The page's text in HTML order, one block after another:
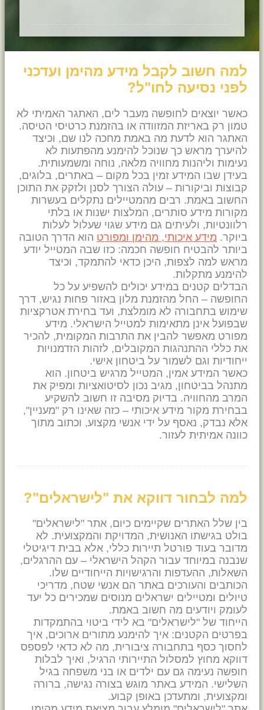
למה חשוב לקבל מידע מהימן ועדכני
לפני נסיעה לחו"ל?
כאשר יוצאים לחופשה מעבר לים, האתגר האמיתי לא
טמון רק באריזת המזוודה או בהזמנת כרטיסי הטיסה.
האתגר הוא לדעת מה באמת מחכה לנו שם, וכיצד
להיערך מראש כך שנוכל להימנע מהפתעות לא
נעימות וליהנות מחוויה מלאה, נוחה ומשמעותית.
בעידן שבו המידע זמין בכל מקום – באתרים, בלוגים,
קבוצות וביקורות – עולה הצורך לסנן ולזקק את התוכן
החשוב באמת. רבים מהמטיילים נתקלים בעשרות
מקורות מידע סותרים, המלצות ישנות או בלתי
רלוונטיות, ולעיתים גם מידע שגוי שעלול לעלות
ביוקר. מידע איכותי, מהימן ומפורט הוא הדרך הטובה
ביותר להבטיח חופשה חכמה: כזו שבה המטייל יודע
מראש למה לצפות, היכן כדאי להתמקד, וכיצד
להימנע מתקלות.
הבדלים קטנים במידע יכולים להשפיע על כל
החופשה – החל מהזמנת מלון באזור פחות נגיש, דרך
שימוש בתחבורה לא מומלצת, ועד בחירת אטרקציות
שבפועל אינן מתאימות למטייל הישראלי. מידע
מפורט מאפשר להבין את התרבות המקומית, להכיר
את כללי ההתנהגות המקובלים, לזהות הזדמנויות
ייחודיות וגם לשמור על ביטחון אישי.
כאשר המידע אמין, המטייל מרגיש ביטחון. הוא
מתנהל בביטחון, מגיב נכון לסיטואציות ומפיק את
המרב מהחוויה. בדיוק מסיבה זו חשוב להשקיע
בבחירת מקור מידע איכותי – כזה שאינו רק "מעניין",
אלא נבדק, נאסף על ידי אנשי מקצוע, וכתוב מתוך
כוונה אמיתית לעזור.
למה לבחור דווקא את "לישראלים"?
בין שלל האתרים שקיימים כיום, אתר "לישראלים"
בולט בגישתו האנושית, המדויקת והמקצועית. לא
מדובר בעוד פורטל תיירות כללי, אלא בבית דיגיטלי
שנבנה במיוחד עבור הקהל הישראלי – עם ההרגלים,
השאלות, ההעדפות והרגישויות הייחודיים שלו.
הכותבים והעורכים באתר הם אנשי שטח, מדריכי
טיולים ומטיילים ישראלים מנוסים שמכירים כל יעד
לעומק ויודעים מה חשוב באמת.
הייחוד של "לישראלים" בא לידי ביטוי בהתמקדות
בפרטים הקטנים: איך להימנע מתורים ארוכים, איך
לחסוך כסף בתחבורה ציבורית, מה לא כדאי לפספס
דווקא מחוץ למסלול התיירותי הרגיל, ואיך לבלות
חופשה נעימה גם עם ילדים או בני משפחה בגיל
השלישי. המידע באתר מוגש בצורה נגישה, ברורה
ומקצועית, ומתעדכן באופן קבוע.